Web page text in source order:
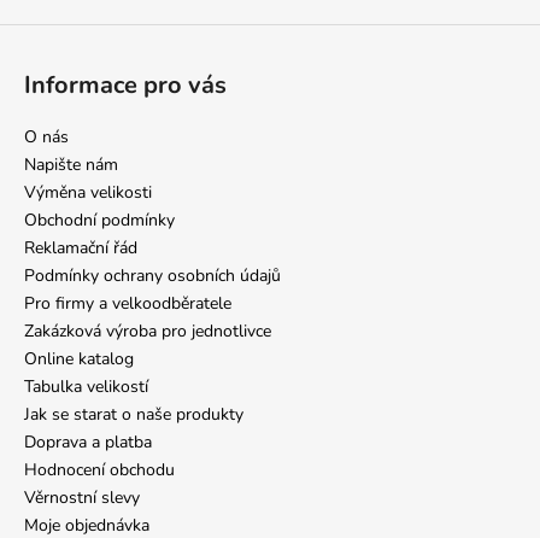
Informace pro vás
O nás
Napište nám
Výměna velikosti
Obchodní podmínky
Reklamační řád
Podmínky ochrany osobních údajů
Pro firmy a velkoodběratele
Zakázková výroba pro jednotlivce
Online katalog
Tabulka velikostí
Jak se starat o naše produkty
Doprava a platba
Hodnocení obchodu
Věrnostní slevy
Moje objednávka